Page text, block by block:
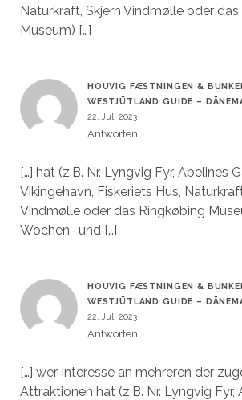
Naturkraft, Skjern Vindmølle oder
Museum) […]
HOUVIG FÆSTNINGEN &
WESTJÜTLAND GUIDE –
22. Juli 2023
Antworten
[…] hat (z.B. Nr. Lyngvig Fyr, Abelines
Vikingehavn, Fiskeriets Hus,
Vindmølle oder das Ringkøbing
Wochen- und […]
HOUVIG FÆSTNINGEN &
WESTJÜTLAND GUIDE –
22. Juli 2023
Antworten
[…] wer Interesse an mehreren der
Attraktionen hat (z.B. Nr. Lyngvig Fyr,